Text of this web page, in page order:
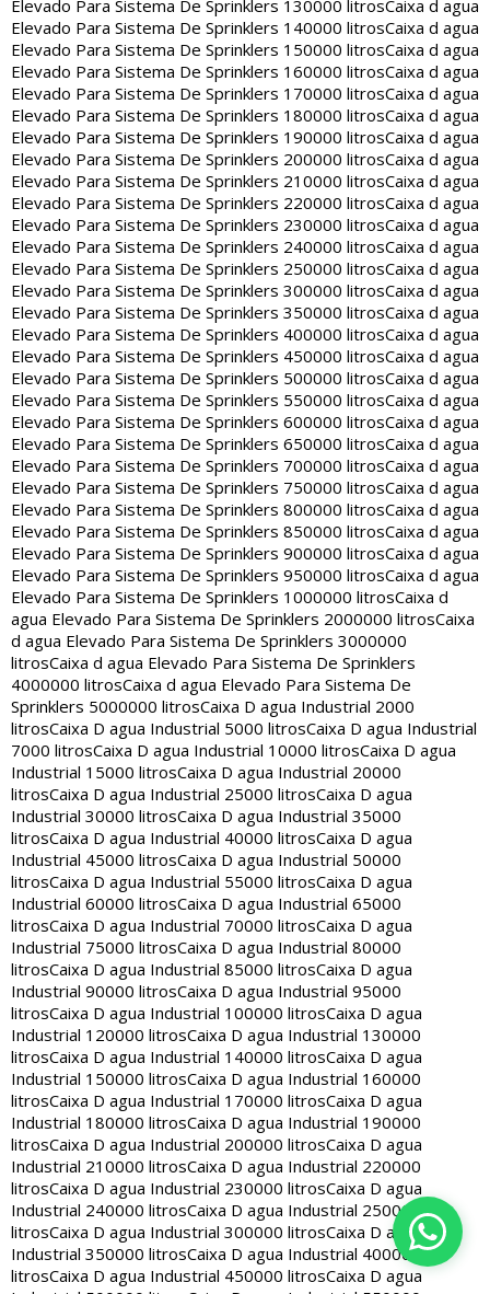
Elevado Para Sistema De Sprinklers 130000 litrosCaixa d agua
Elevado Para Sistema De Sprinklers 140000 litrosCaixa d agua
Elevado Para Sistema De Sprinklers 150000 litrosCaixa d agua
Elevado Para Sistema De Sprinklers 160000 litrosCaixa d agua
Elevado Para Sistema De Sprinklers 170000 litrosCaixa d agua
Elevado Para Sistema De Sprinklers 180000 litrosCaixa d agua
Elevado Para Sistema De Sprinklers 190000 litrosCaixa d agua
Elevado Para Sistema De Sprinklers 200000 litrosCaixa d agua
Elevado Para Sistema De Sprinklers 210000 litrosCaixa d agua
Elevado Para Sistema De Sprinklers 220000 litrosCaixa d agua
Elevado Para Sistema De Sprinklers 230000 litrosCaixa d agua
Elevado Para Sistema De Sprinklers 240000 litrosCaixa d agua
Elevado Para Sistema De Sprinklers 250000 litrosCaixa d agua
Elevado Para Sistema De Sprinklers 300000 litrosCaixa d agua
Elevado Para Sistema De Sprinklers 350000 litrosCaixa d agua
Elevado Para Sistema De Sprinklers 400000 litrosCaixa d agua
Elevado Para Sistema De Sprinklers 450000 litrosCaixa d agua
Elevado Para Sistema De Sprinklers 500000 litrosCaixa d agua
Elevado Para Sistema De Sprinklers 550000 litrosCaixa d agua
Elevado Para Sistema De Sprinklers 600000 litrosCaixa d agua
Elevado Para Sistema De Sprinklers 650000 litrosCaixa d agua
Elevado Para Sistema De Sprinklers 700000 litrosCaixa d agua
Elevado Para Sistema De Sprinklers 750000 litrosCaixa d agua
Elevado Para Sistema De Sprinklers 800000 litrosCaixa d agua
Elevado Para Sistema De Sprinklers 850000 litrosCaixa d agua
Elevado Para Sistema De Sprinklers 900000 litrosCaixa d agua
Elevado Para Sistema De Sprinklers 950000 litrosCaixa d agua
Elevado Para Sistema De Sprinklers 1000000 litrosCaixa d
agua Elevado Para Sistema De Sprinklers 2000000 litrosCaixa
d agua Elevado Para Sistema De Sprinklers 3000000
litrosCaixa d agua Elevado Para Sistema De Sprinklers
4000000 litrosCaixa d agua Elevado Para Sistema De
Sprinklers 5000000 litrosCaixa D agua Industrial 2000
litrosCaixa D agua Industrial 5000 litrosCaixa D agua Industrial
7000 litrosCaixa D agua Industrial 10000 litrosCaixa D agua
Industrial 15000 litrosCaixa D agua Industrial 20000
litrosCaixa D agua Industrial 25000 litrosCaixa D agua
Industrial 30000 litrosCaixa D agua Industrial 35000
litrosCaixa D agua Industrial 40000 litrosCaixa D agua
Industrial 45000 litrosCaixa D agua Industrial 50000
litrosCaixa D agua Industrial 55000 litrosCaixa D agua
Industrial 60000 litrosCaixa D agua Industrial 65000
litrosCaixa D agua Industrial 70000 litrosCaixa D agua
Industrial 75000 litrosCaixa D agua Industrial 80000
litrosCaixa D agua Industrial 85000 litrosCaixa D agua
Industrial 90000 litrosCaixa D agua Industrial 95000
litrosCaixa D agua Industrial 100000 litrosCaixa D agua
Industrial 120000 litrosCaixa D agua Industrial 130000
litrosCaixa D agua Industrial 140000 litrosCaixa D agua
Industrial 150000 litrosCaixa D agua Industrial 160000
litrosCaixa D agua Industrial 170000 litrosCaixa D agua
Industrial 180000 litrosCaixa D agua Industrial 190000
litrosCaixa D agua Industrial 200000 litrosCaixa D agua
Industrial 210000 litrosCaixa D agua Industrial 220000
litrosCaixa D agua Industrial 230000 litrosCaixa D agua
Industrial 240000 litrosCaixa D agua Industrial 250000
litrosCaixa D agua Industrial 300000 litrosCaixa D agua
Industrial 350000 litrosCaixa D agua Industrial 400000
litrosCaixa D agua Industrial 450000 litrosCaixa D agua